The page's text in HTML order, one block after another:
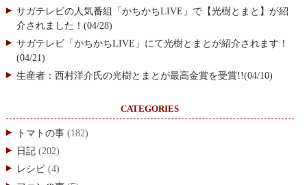
サガテレビの人気番組「かちかちLIVE」で【光樹とまと】が紹
介されました！(04/28)
サガテレビ「かちかちLIVE」にて光樹とまとが紹介されます！
(04/21)
生産者：西村洋介氏の光樹とまとが最高金賞を受賞!!(04/10)
CATEGORIES
トマトの事(182)
日記(202)
レシピ(4)